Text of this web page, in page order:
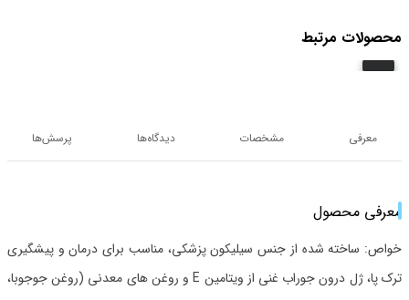
محصولات مرتبط
معرفی مشخصات دیدگاه‌ها پرسش‌ها
معرفی محصول
خواص: ساخته شده از جنس سیلیکون پزشکی، مناسب برای درمان و پیشگیری
ترک پا، ژل درون جوراب غنی از ویتامین E و روغن های معدنی (روغن جوجوبا،